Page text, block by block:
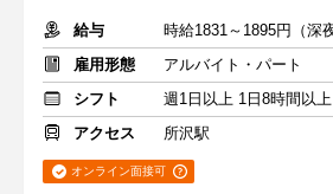
給与
雇用形態
アルバイト・パート
シフト
週1日以上 1日8時間以上
アクセス
所沢駅
オンライン面接可